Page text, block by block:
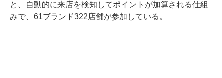
と、自動的に来店を検知してポイントが加算される仕組
みで、61ブランド322店舗が参加している。